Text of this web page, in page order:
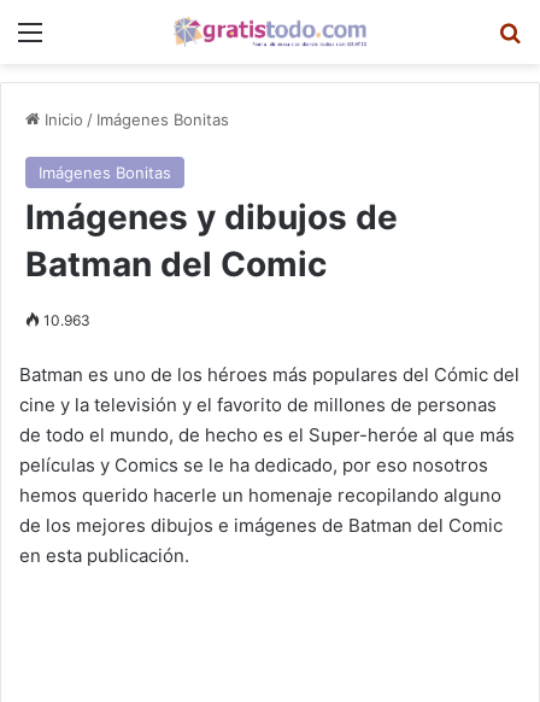
Menú
Inicio / Imágenes Bonitas
Imágenes Bonitas
Imágenes y dibujos de
Batman del Comic
10.963
Batman es uno de los héroes más populares del Cómic del
cine y la televisión y el favorito de millones de personas
de todo el mundo, de hecho es el Super-heróe al que más
películas y Comics se le ha dedicado, por eso nosotros
hemos querido hacerle un homenaje recopilando alguno
de los mejores dibujos e imágenes de Batman del Comic
en esta publicación.